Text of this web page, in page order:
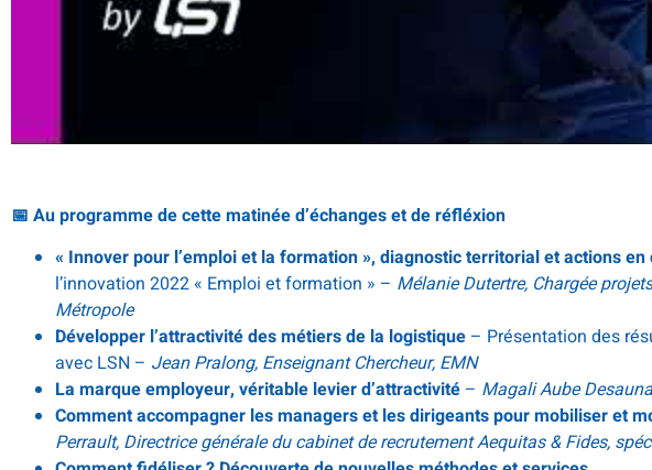
📅 Au programme de cette matinée d’échanges et de réfléxion
« Innover pour l’emploi et la formation », diagnostic territorial et actions en
l’innovation 2022 « Emploi et formation » – Mélanie Dutertre, Chargée
Métropole
Développer l’attractivité des métiers de la logistique – Présentation des
avec LSN – Jean Pralong, Enseignant Chercheur, EMN
La marque employeur, véritable levier d’attractivité – Magali Aube
Comment accompagner les managers et les dirigeants pour mobiliser et
Perrault, Directrice générale du cabinet de recrutement Aequitas & Fides,